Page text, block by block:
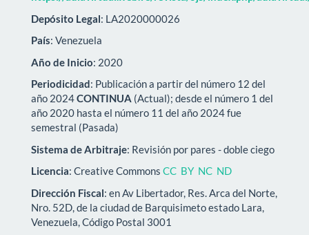
Depósito Legal: LA2020000026
País: Venezuela
Año de Inicio: 2020
Periodicidad: Publicación a partir del número 12 del
año 2024CONTINUA (Actual); desde el número 1 del
año 2020 hasta el número 11 del año 2024 fue
semestral (Pasada)
Sistema de Arbitraje: Revisión por pares - doble ciego
Licencia: Creative Commons CC BY NC ND
Dirección Fiscal: en Av Libertador, Res. Arca del Norte,
Nro. 52D, de la ciudad de Barquisimeto estado Lara,
Venezuela, Código Postal 3001